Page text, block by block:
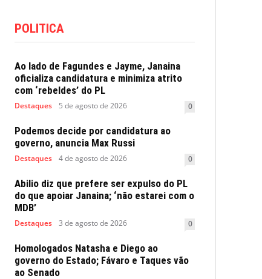
POLITICA
Ao lado de Fagundes e Jayme, Janaina
oficializa candidatura e minimiza atrito
com ‘rebeldes’ do PL
Destaques 5 de agosto de 2026 0
Podemos decide por candidatura ao
governo, anuncia Max Russi
Destaques 4 de agosto de 2026 0
Abilio diz que prefere ser expulso do PL
do que apoiar Janaina; ‘não estarei com o
MDB’
Destaques 3 de agosto de 2026 0
Homologados Natasha e Diego ao
governo do Estado; Fávaro e Taques vão
ao Senado